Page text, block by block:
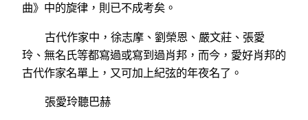
曲》中的旋律，則已不成考矣。
古代作家中，徐志摩、劉榮恩、嚴文莊、張愛
玲、無名氏等都寫過或寫到過肖邦，而今，愛好肖邦的
古代作家名單上，又可加上紀弦的年夜名了。
張愛玲聽巴赫